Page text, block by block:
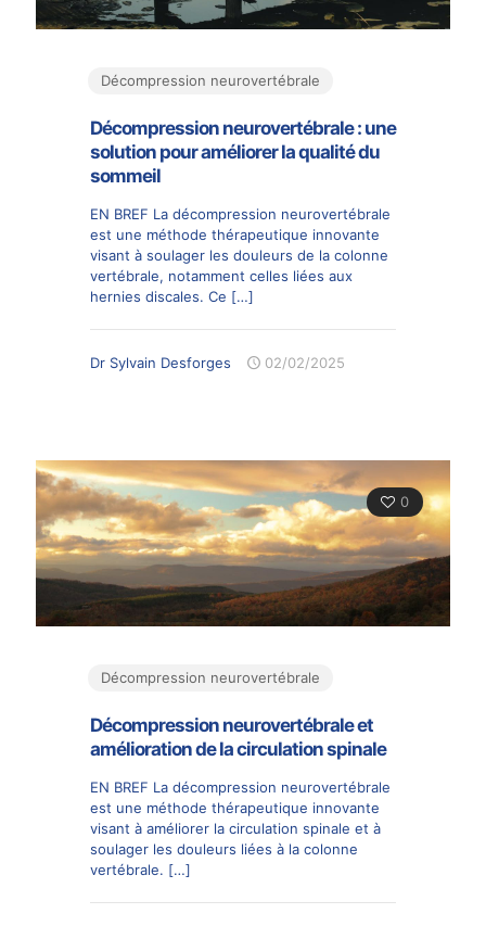
Décompression neurovertébrale
Décompression neurovertébrale : une
solution pour améliorer la qualité du
sommeil
EN BREF La décompression neurovertébrale
est une méthode thérapeutique innovante
visant à soulager les douleurs de la colonne
vertébrale, notamment celles liées aux
hernies discales. Ce […]
Dr Sylvain Desforges 02/02/2025
0
Décompression neurovertébrale
Décompression neurovertébrale et
amélioration de la circulation spinale
EN BREF La décompression neurovertébrale
est une méthode thérapeutique innovante
visant à améliorer la circulation spinale et à
soulager les douleurs liées à la colonne
vertébrale. […]